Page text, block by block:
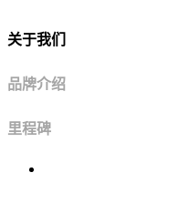
关于我们
品牌介绍
里程碑